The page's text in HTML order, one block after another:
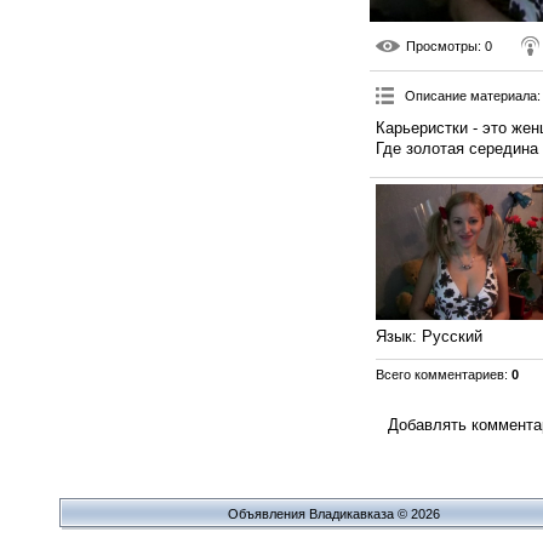
Просмотры: 0
Описание материала:
Карьеристки - это
Где золотая
Язык: Русский
Всего комментариев: 0
Добавлять
Объявления Владикавказа © 2026